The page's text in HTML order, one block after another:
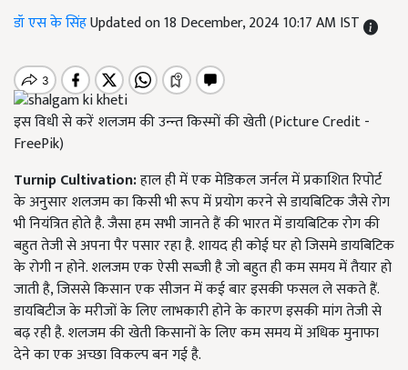
डॉ एस के सिंहUpdated on 18 December, 2024 10:17 AM IST
इस विधी से करें शलजम की उन्न्त किस्मों की खेती (Picture Credit -
FreePik)
Turnip Cultivation:हाल ही में एक मेडिकल जर्नल में प्रकाशित रिपोर्ट
के अनुसार शलजम का किसी भी रूप में प्रयोग करने से डायबिटिक जैसे रोग
भी नियंत्रित होते है. जैसा हम सभी जानते हैं की भारत में डायबिटिक रोग की
बहुत तेजी से अपना पैर पसार रहा है. शायद ही कोई घर हो जिसमे डायबिटिक
के रोगी न होने. शलजम एक ऐसी सब्जी है जो बहुत ही कम समय में तैयार हो
जाती है, जिससे किसान एक सीजन में कई बार इसकी फसल ले सकते हैं.
डायबिटीज के मरीजों के लिए लाभकारी होने के कारण इसकी मांग तेजी से
बढ़ रही है. शलजम की खेती किसानों के लिए कम समय में अधिक मुनाफा
देने का एक अच्छा विकल्प बन गई है.